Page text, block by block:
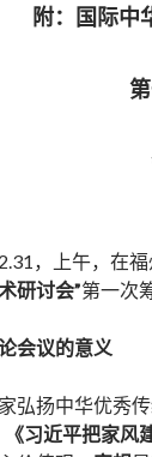
附：国际中
，上午，在
研讨会”第一次
会议的意义
弘扬中华优秀
《习近平把家风